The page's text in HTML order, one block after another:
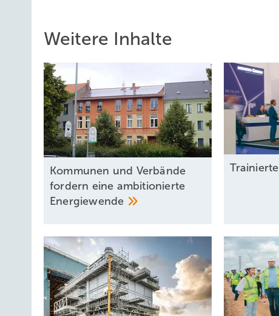
Weitere Inhalte
Kommunen und Verbände
fordern eine ambitionierte
Energiewende
Trainierte